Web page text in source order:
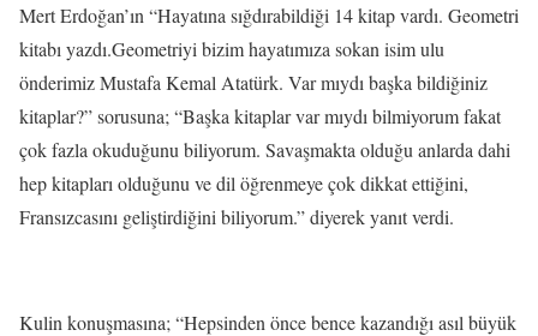
Mert Erdoğan’ın “Hayatına sığdırabildiği 14 kitap vardı. Geometri
kitabı yazdı.Geometriyi bizim hayatımıza sokan isim ulu
önderimiz Mustafa Kemal Atatürk. Var mıydı başka bildiğiniz
kitaplar?” sorusuna; “Başka kitaplar var mıydı bilmiyorum fakat
çok fazla okuduğunu biliyorum. Savaşmakta olduğu anlarda dahi
hep kitapları olduğunu ve dil öğrenmeye çok dikkat ettiğini,
Fransızcasını geliştirdiğini biliyorum.” diyerek yanıt verdi.
Kulin konuşmasına; “Hepsinden önce bence kazandığı asıl büyük